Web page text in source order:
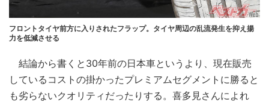
フロントタイヤ前方に入りされたフラップ。タイヤ周辺の乱流発生を抑え揚
力を低減させる
結論から書くと30年前の日本車というより、現在販売
しているコストの掛かったプレミアムセグメントに勝ると
も劣らないクオリティだったりする。喜多見さんによれ